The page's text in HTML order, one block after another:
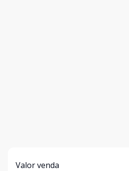
Valor venda